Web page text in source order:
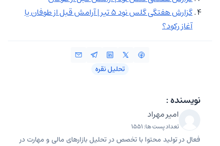
گزارش هفتگی گلس نود ۵ تیر |‌ آرامش قبل از طوفان یا
آغاز رکود؟
تحلیل نقره
نویسنده :
امیر مهراد
تعداد پست ها: 1551
فعال در تولید محتوا با تخصص در تحلیل بازارهای مالی و مهارت در